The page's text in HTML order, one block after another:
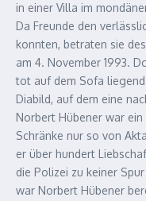
in einer Villa im
Da Freunde den
konnten, betraten sie
am 4. November 1993.
tot auf dem Sofa
Diabild, auf dem eine
Norbert Hübener war
Schränke nur so von
er über hundert
die Polizei zu keiner
war Norbert Hübener